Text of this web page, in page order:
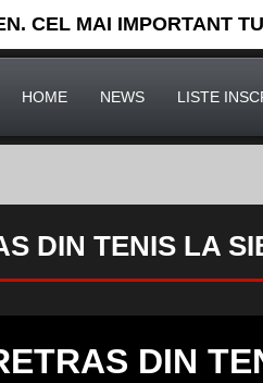
CEL MAI IMPORTANT
HOME NEWS LISTE
DIN TENIS LA
DIN